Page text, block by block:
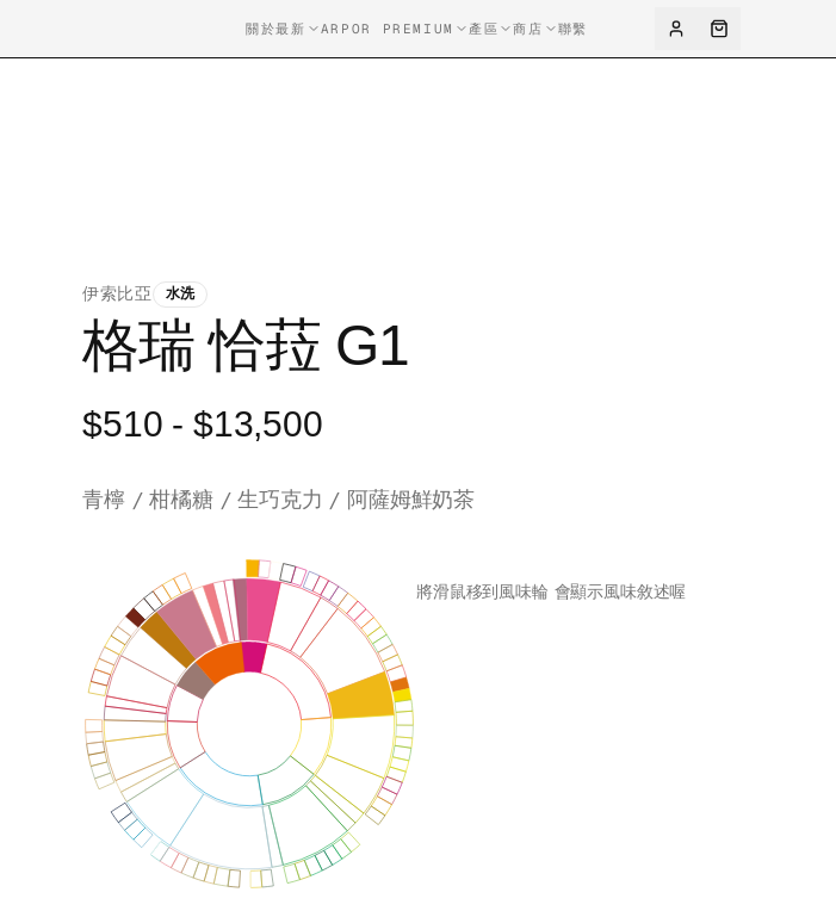
關於最新 ARPOR PREMIUM 產區 商店 聯繫
伊索比亞 水洗
格瑞 恰菈 G1
$510 - $13,500
青檸 / 柑橘糖 / 生巧克力 / 阿薩姆鮮奶茶
將滑鼠移到風味輪 會顯示風味敘述喔